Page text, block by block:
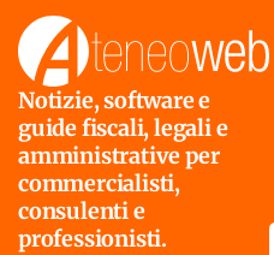
Notizie, software e
guide fiscali, legali e
amministrative per
commercialisti,
consulenti e
professionisti.